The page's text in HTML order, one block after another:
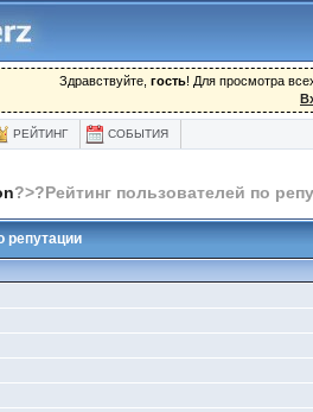
Здравствуйте, гость! Для просмотра
РЕЙТИНГ СОБЫТИЯ
?>?Рейтинг пользователей по
репутации